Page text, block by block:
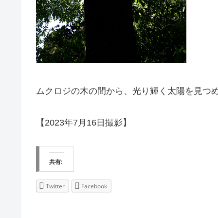
ムクロジの木の間から、光り輝く太陽を見つ
【2023年7月16日撮影】
共有:
Twitter Facebook